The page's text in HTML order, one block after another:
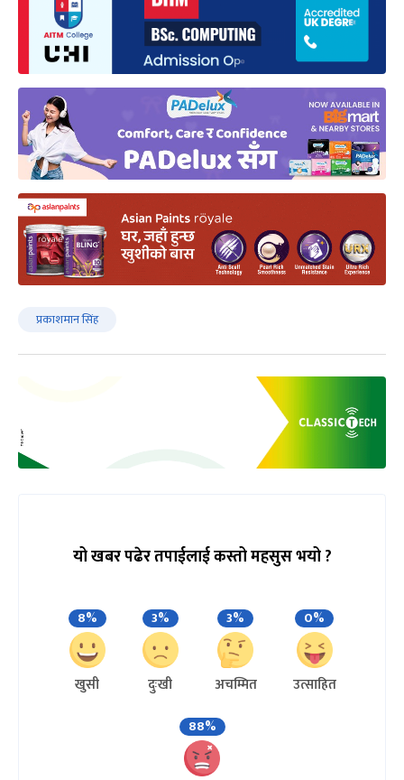
प्रकाशमान सिंह
यो खबर पढेर तपाईलाई कस्तो महसुस भयो ?
8%
खुसी
3%
दुःखी
3%
अचम्मित
0%
उत्साहित
88%